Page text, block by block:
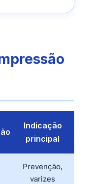
Indicação
principal
Prevenção,
varizes